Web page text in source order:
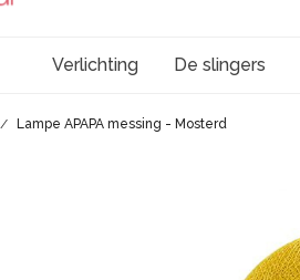
Verlichting De slingers
Lampe APAPA messing - Mosterd